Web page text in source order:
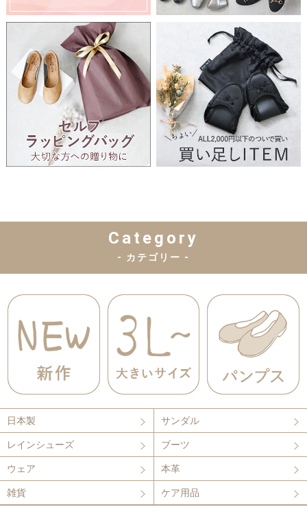
Category
- カテゴリー -
日本製 サンダル
レインシューズ ブーツ
ウェア 本革
雑貨 ケア用品